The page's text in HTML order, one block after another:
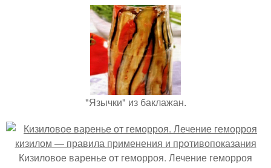
"Язычки" из баклажан.
Кизиловое варенье от геморроя. Лечение геморроя